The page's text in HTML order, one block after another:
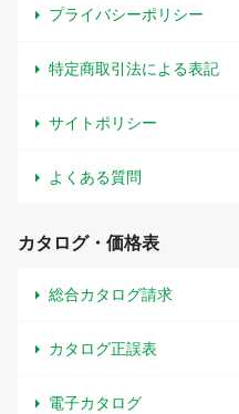
プライバシーポリシー
特定商取引法による表記
サイトポリシー
よくある質問
カタログ・価格表
総合カタログ請求
カタログ正誤表
電子カタログ